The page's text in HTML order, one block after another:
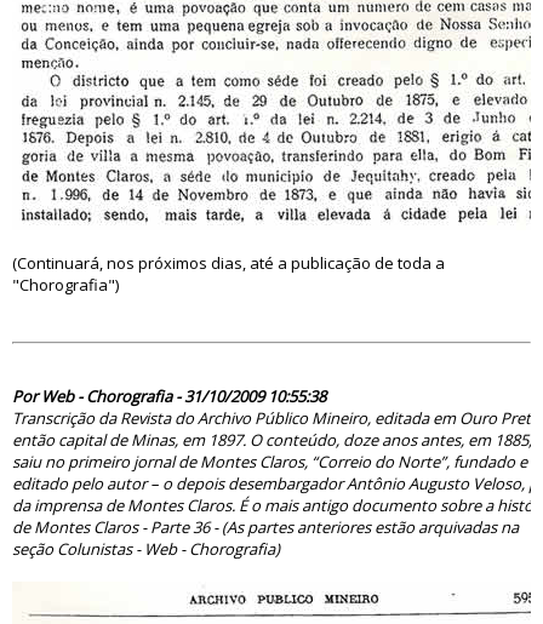
(Continuará, nos próximos dias, até a publicação de toda a
"Chorografia")
Por Web - Chorografia - 31/10/2009 10:55:38
Transcrição da Revista do Archivo Público Mineiro, editada em Ouro Preto,
então capital de Minas, em 1897. O conteúdo, doze anos antes, em 1885,
saiu no primeiro jornal de Montes Claros, “Correio do Norte”, fundado e
editado pelo autor – o depois desembargador Antônio Augusto Veloso,
da imprensa de Montes Claros. É o mais antigo documento sobre a
de Montes Claros - Parte 36 - (As partes anteriores estão arquivadas na
seção Colunistas - Web - Chorografia)